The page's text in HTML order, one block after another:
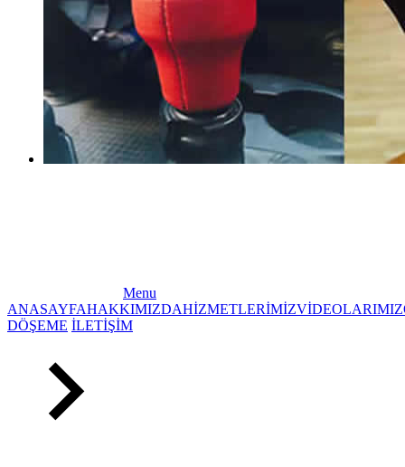
Menu
ANASAYFAHAKKIMIZDAHİZMETLERİMİZVİDEOLARIMIZ
DÖŞEME İLETİŞİM